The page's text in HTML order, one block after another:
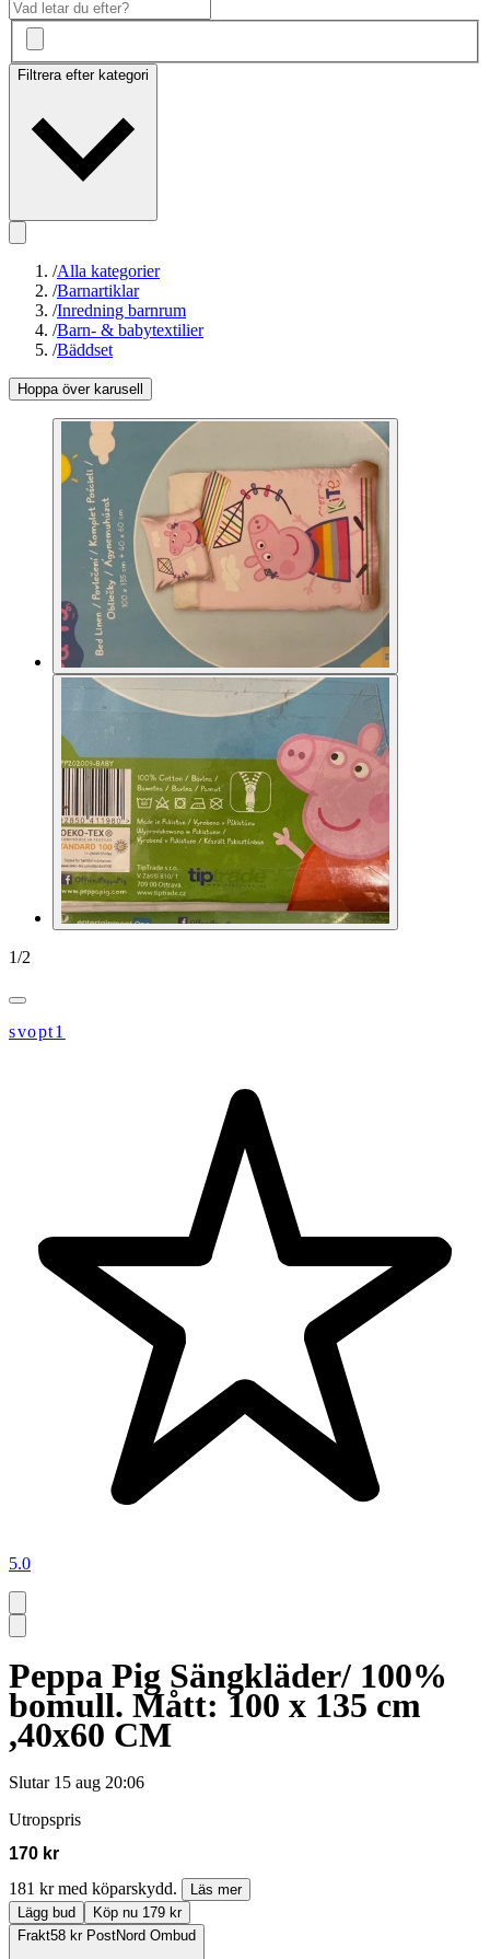
Filtrera efter kategori
/Alla kategorier
/Barnartiklar
/Inredning barnrum
/Barn- & babytextilier
/Bäddset
Hoppa över karusell
1/2
svopt1
5.0
Peppa Pig Sängkläder/ 100%
bomull. Mått: 100 x 135 cm
,40x60 CM
Slutar 15 aug 20:06
Utropspris
170 kr
181 kr med köparskydd.
Läs mer
Lägg bud
Köp nu 179 kr
Frakt58 kr PostNord Ombud